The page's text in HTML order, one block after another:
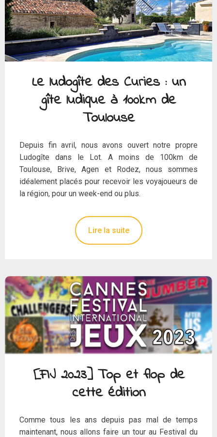
Le ludogîte des Curies : un
gîte ludique à 100km de
Toulouse
Depuis fin avril, nous avons ouvert notre propre
Ludogîte dans le Lot. A moins de 100km de
Toulouse, Brive, Agen et Rodez, nous sommes
idéalement placés pour recevoir les voyajoueurs de
la région, pour un week-end ou plus.
Lire la suite
[FIJ 2023] Top et flop de
cette édition
Comme tous les ans depuis pas mal de temps
maintenant, nous allons faire un tour au Festival du